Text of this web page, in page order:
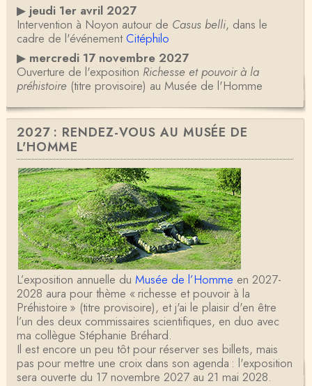
▶ jeudi 1er avril 2027
Intervention à Noyon autour de Casus belli, dans le
cadre de l'événementCitéphilo
▶ mercredi 17 novembre 2027
Ouverture de l'exposition Richesse et pouvoir à la
préhistoire(titre provisoire) au Musée de l'Homme
2027 : RENDEZ-VOUS AU MUSÉE DE
L'HOMME
L’exposition annuelle du Musée de l’Homme en 2027-
2028 aura pour thème « richesse et pouvoir à la
Préhistoire » (titre provisoire), et j'ai le plaisir d'en être
l’un des deux commissaires scientifiques, en duo avec
ma collègue Stéphanie Bréhard.
Il est encore un peu tôt pour réserver ses billets, mais
pas pour mettre une croix dans son agenda : l'exposition
sera ouverte du 17 novembre 2027 au 21 mai 2028.